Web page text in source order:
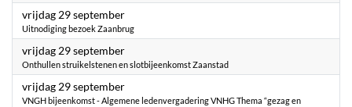
vrijdag 29 september2023
Uitnodiging bezoek Zaanbrug
vrijdag 29 september2023
Onthullen struikelstenen en slotbijeenkomst Zaanstad
vrijdag 29 september2023
VNGH bijeenkomst - Algemene ledenvergadering VNHG Thema “gezag en